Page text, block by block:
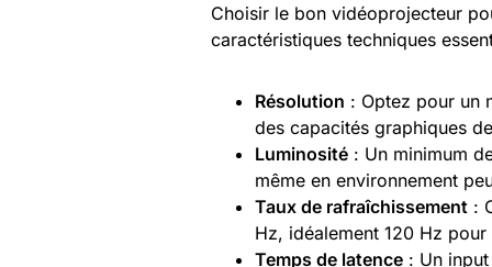
Choisir le bon vidéoprojecteur
caractéristiques techniques
Résolution : Optez pour un
des capacités graphiques
Luminosité : Un minimum
même en environnement
Taux de rafraîchissement :
Hz, idéalement 120 Hz
Temps de latence : Un